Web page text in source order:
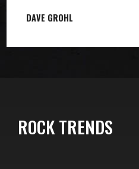
DAVE GROHL
ROCK TRENDS